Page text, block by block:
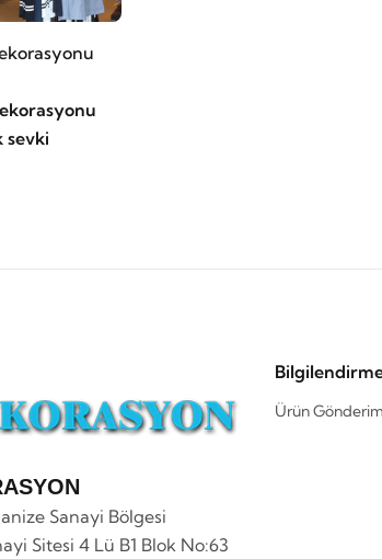
sevki
Sanayi Bölgesi
4 Lü B1 Blok No:63
Ürün